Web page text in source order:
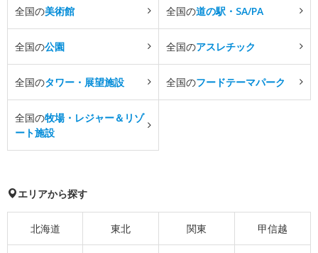
全国の美術館 全国の道の駅・SA/PA
全国の公園 全国のアスレチック
全国のタワー・展望施設 全国のフードテーマパーク
全国の牧場・レジャー＆リゾ
ート施設
エリアから探す
北海道 東北 関東 甲信越